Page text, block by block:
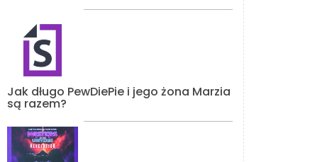
Jak długo PewDiePie i jego żona Marzia
są razem?